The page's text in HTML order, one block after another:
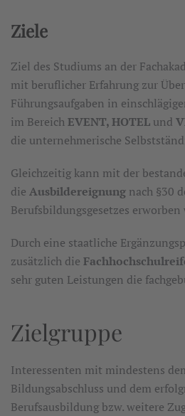
Ziele
Ziel des Studiums an der
mit beruflicher Erfahrung zur
Führungsaufgaben in
im BereichEVENT, HOTEL und
die unternehmerische
Gleichzeitig kann mit der
die Ausbildereignung nach §30
Berufsbildungsgesetzes erworben
Durch eine staatliche
zusätzlich die
sehr guten Leistungen die
Zielgruppe
Interessenten mit mindestens
Bildungsabschluss und dem
Berufsausbildung bzw. weitere